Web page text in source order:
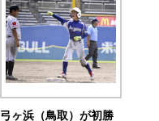
弓ヶ浜（鳥取）が初勝